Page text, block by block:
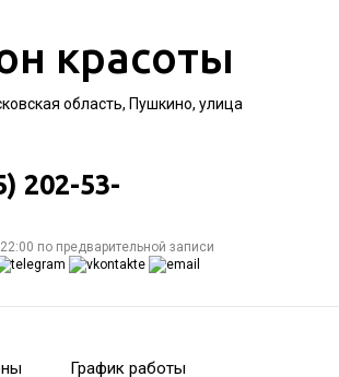
красоты
область, Пушкино, улица
202-53-
по предварительной записи
График работы